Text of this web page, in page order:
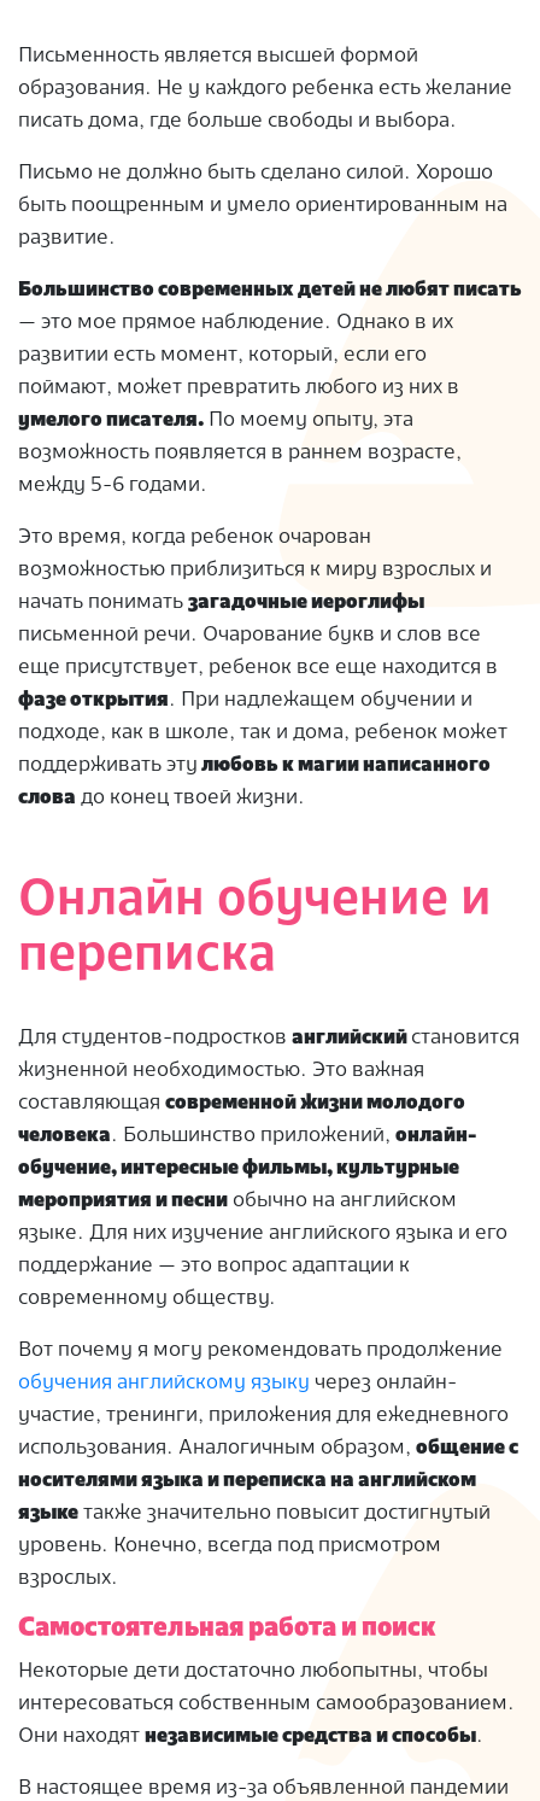
Письменность является высшей формой
образования. Не у каждого ребенка есть желание
писать дома, где больше свободы и выбора.
Письмо не должно быть сделано силой. Хорошо
быть поощренным и умело ориентированным на
развитие.
Большинство современных детей не любят писать
— это мое прямое наблюдение. Однако в их
развитии есть момент, который, если его
поймают, может превратить любого из них в
умелого писателя.
По моему опыту, эта
возможность появляется в раннем возрасте,
между 5-6 годами.
Это время, когда ребенок очарован
возможностью приблизиться к миру взрослых и
начать понимать загадочные иероглифы
письменной речи. Очарование букв и слов все
еще присутствует, ребенок все еще находится в
фазе открытия. При надлежащем обучении и
подходе, как в школе, так и дома, ребенок может
поддерживать эту любовь к магии написанного
слова до конец твоей жизни.
Онлайн обучение и
переписка
Для студентов-подростков английский становится
жизненной необходимостью. Это важная
составляющая современной жизни молодого
человека. Большинство приложений, онлайн-
обучение, интересные фильмы, культурные
мероприятия и песни обычно на английском
языке. Для них изучение английского языка и его
поддержание — это вопрос адаптации к
современному обществу.
Вот почему я могу рекомендовать продолжение
обучения английскому языку через онлайн-
участие, тренинги, приложения для ежедневного
использования. Аналогичным образом, общение с
носителями языка и переписка на английском
языке также значительно повысит достигнутый
уровень. Конечно, всегда под присмотром
взрослых.
Самостоятельная работа и поиск
Некоторые дети достаточно любопытны, чтобы
интересоваться собственным самообразованием.
Они находят независимые средства и способы.
В настоящее время из-за объявленной пандемии